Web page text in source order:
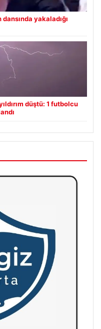
yakaladığı
düştü: 1 futbolcu